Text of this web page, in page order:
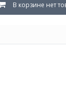
В корзине нет